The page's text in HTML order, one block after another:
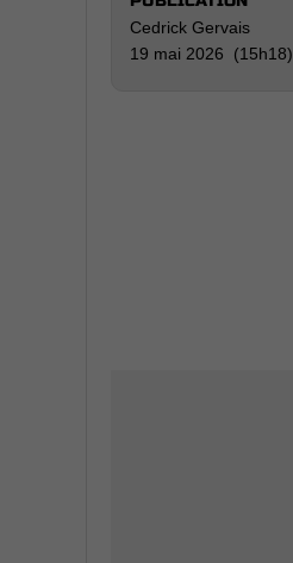
Cedrick Gervais
19 mai 2026 (15h18)